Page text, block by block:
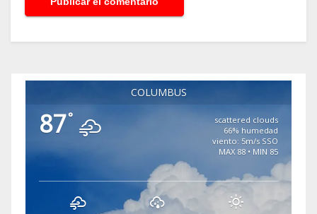
COLUMBUS
87°
scattered clouds
66% humedad
viento: 5m/s SSO
MAX 88 • MIN 85